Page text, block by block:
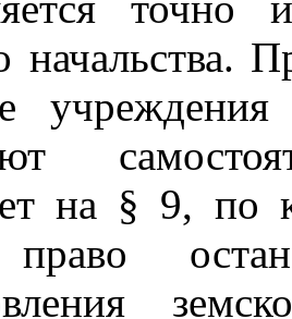
начальства.
на § 9, по